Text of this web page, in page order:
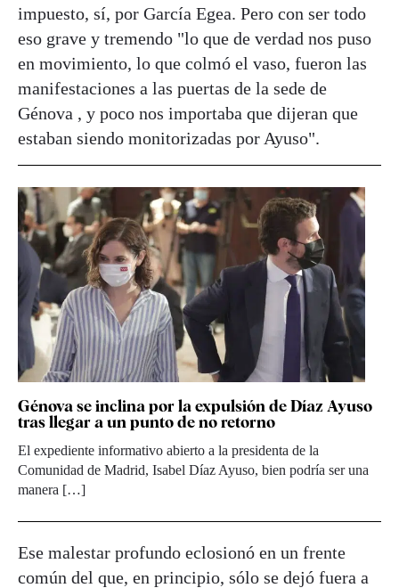
impuesto, sí, por García Egea. Pero con ser todo
eso grave y tremendo "lo que de verdad nos puso
en movimiento, lo que colmó el vaso, fueron las
manifestaciones a las puertas de la sede de
Génova , y poco nos importaba que dijeran que
estaban siendo monitorizadas por Ayuso".
Génova se inclina por la expulsión de Díaz Ayuso
tras llegar a un punto de no retorno
El expediente informativo abierto a la presidenta de la
Comunidad de Madrid, Isabel Díaz Ayuso, bien podría ser una
manera […]
Ese malestar profundo eclosionó en un frente
común del que, en principio, sólo se dejó fuera a